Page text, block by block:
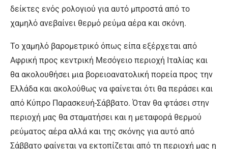
δείκτες ενός ρολογιού για αυτό μπροστά από το
χαμηλό ανεβαίνει θερμό ρεύμα αέρα και σκόνη.
Το χαμηλό βαρομετρικό όπως είπα εξέρχεται από
Αφρική προς κεντρική Μεσόγειο περιοχή Ιταλίας και
θα ακολουθήσει μια βορειοανατολική πορεία προς την
Ελλάδα και ακολούθως να φαίνεται ότι θα περάσει και
από Κύπρο Παρασκευή-Σάββατο. Όταν θα φτάσει στην
περιοχή μας θα σταματήσει και η μεταφορά θερμού
ρεύματος αέρα αλλά και της σκόνης για αυτό από
Σάββατο φαίνεται να εκτοπίζεται από τη περιοχή μας η